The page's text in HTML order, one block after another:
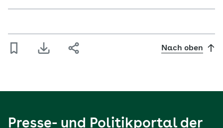
Nach oben
Presse- und Politikportal der